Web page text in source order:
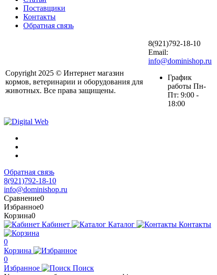
Поставщики
Контакты
Обратная связь
Copyright 2025 © Интернет магазин
кормов, ветеринарии и оборудования для
животных. Все права защищены.
8(921)792-18-10
Email:
info@dominishop.ru
График
работы Пн-
Пт: 9:00 -
18:00
Обратная связь
8(921)792-18-10
info@dominishop.ru
Сравнение0
Избранное0
Корзина0
Кабинет
Каталог Контакты
0
Корзина
0
Избранное
Поиск